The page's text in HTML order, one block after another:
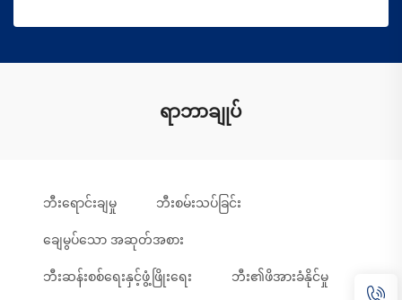
ရာဘာချုပ်
ဘီးရောင်းချမှု ဘီးစမ်းသပ်ခြင်း
ချေမွပ်သော အဆုတ်အစား
ဘီးဆန်းစစ်ရေးနှင့်ဖွံ့ဖြိုးရေး ဘီး၏ဖိအားခံနိုင်မှု